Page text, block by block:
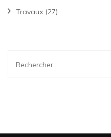
Travaux (27)
Rechercher :